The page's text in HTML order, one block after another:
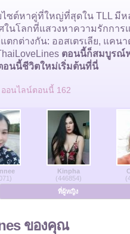
ไซต์หาคู่ที่ใหญ่ที่สุดใน TLL มี
ในโลกที่แสวงหาความรักการ
กต่างกัน: ออสเตรเลีย, แคน
ตอนนี้ก็สมบูรณ์
นนี้ชีวิตใหม่เริ่มต้นที่นี่
ออนไลน์ตอนนี้ 162
Kinpha
(446854)
ที่ผู้หญิง
ของคุณ